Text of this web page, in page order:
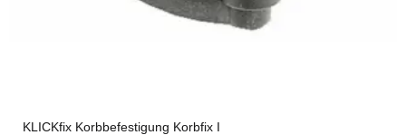
KLICKfix Korbbefestigung Korbfix I